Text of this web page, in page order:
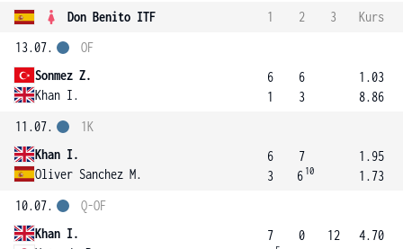
Don Benito ITF 1 2 3
Kurs
13.07.
Sonmez Z.
Khan I.
OF
6
1
6
3
1.03
8.86
11.07.
Khan I.
Oliver Sanchez M.
1K
6
3
7
6 10
1.95
1.73
10.07.
Khan I.
Q-OF
7
0
12
4.70